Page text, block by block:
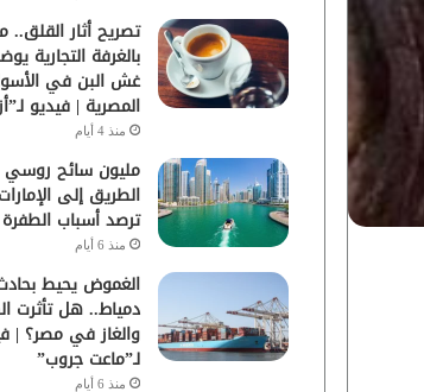
تصريح أثار
بالغرفة التجارية
غش البن في
المصرية | فيديو
منذ 4 أيام
مليون سائح
الطريق إلى
ترصد أسباب الطفرة
منذ 6 أيام
الغموض يحيط
دمياط.. هل تأثرت
والغاز في مصر؟ |
لـ”ماعت جروب”
منذ 6 أيام